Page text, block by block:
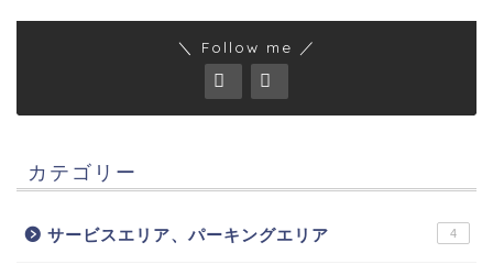
＼ Follow me ／
カテゴリー
サービスエリア、パーキングエリア 4